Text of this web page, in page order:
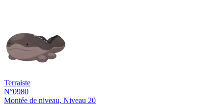
Terraiste
N°0980
Montée de niveau, Niveau 20